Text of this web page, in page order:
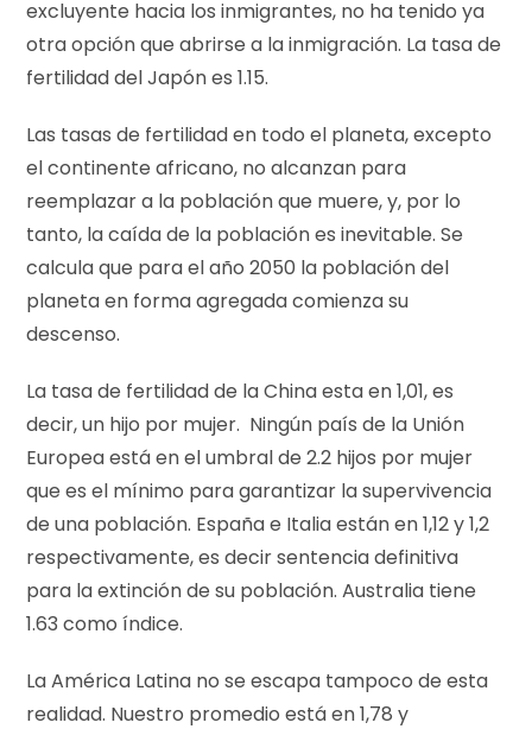
excluyente hacia los inmigrantes, no ha tenido ya
otra opción que abrirse a la inmigración. La tasa de
fertilidad del Japón es 1.15.
Las tasas de fertilidad en todo el planeta, excepto
el continente africano, no alcanzan para
reemplazar a la población que muere, y, por lo
tanto, la caída de la población es inevitable. Se
calcula que para el año 2050 la población del
planeta en forma agregada comienza su
descenso.
La tasa de fertilidad de la China esta en 1,01, es
decir, un hijo por mujer. Ningún país de la Unión
Europea está en el umbral de 2.2 hijos por mujer
que es el mínimo para garantizar la supervivencia
de una población. España e Italia están en 1,12 y 1,2
respectivamente, es decir sentencia definitiva
para la extinción de su población. Australia tiene
1.63 como índice.
La América Latina no se escapa tampoco de esta
realidad. Nuestro promedio está en 1,78 y